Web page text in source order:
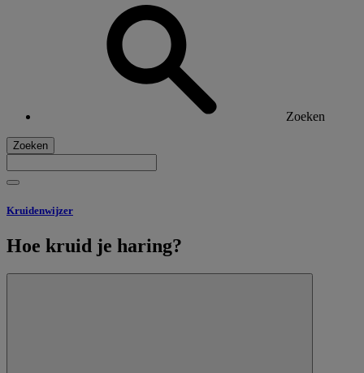
Zoeken
Zoeken
Kruidenwijzer
Hoe kruid je haring?